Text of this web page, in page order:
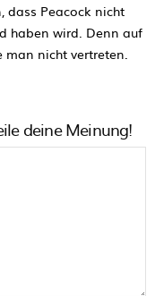
dass Peacock nicht
haben wird. Denn auf
nicht vertreten.
deine Meinung!